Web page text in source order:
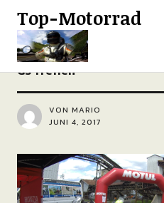
Top-Motorrad
GS Treffen
VON MARIO
JUNI 4, 2017